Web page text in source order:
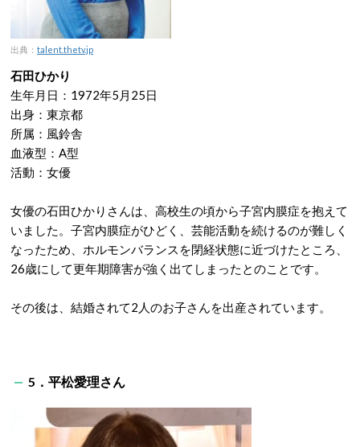
出典： talent.thetv.jp
石田ひかり
生年月日：1972年5月25日
出身：東京都
所属：風鈴舎
血液型：A型
活動：女優
女優の石田ひかりさんは、高校生の頃から子宮内膜症を抱えて
いました。子宮内膜症がひどく、芸能活動を続けるのが難しく
なったため、ホルモンバランスを閉経状態に近づけたところ、
26歳にして更年期障害が強く出てしまったとのことです。
その後は、結婚されて2人のお子さんを出産されています。
5．平松愛理さん